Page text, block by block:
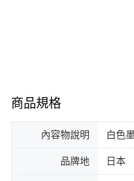
商品規格
內容物說明 白色
品牌地 日本